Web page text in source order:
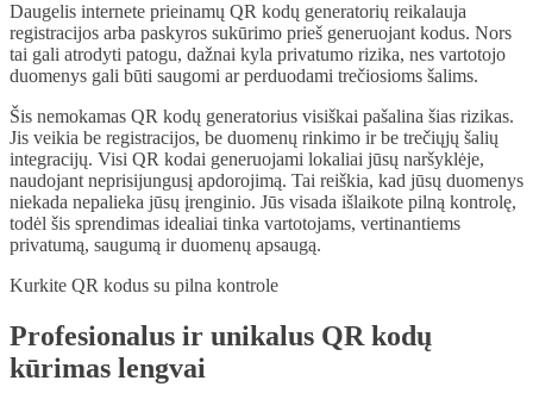
Daugelis internete prieinamų QR kodų generatorių reikalauja
registracijos arba paskyros sukūrimo prieš generuojant kodus. Nors
tai gali atrodyti patogu, dažnai kyla privatumo rizika, nes vartotojo
duomenys gali būti saugomi ar perduodami trečiosioms šalims.
Šis nemokamas QR kodų generatorius visiškai pašalina šias rizikas.
Jis veikia be registracijos, be duomenų rinkimo ir be trečiųjų šalių
integracijų. Visi QR kodai generuojami lokaliai jūsų naršyklėje,
naudojant neprisijungusį apdorojimą. Tai reiškia, kad jūsų duomenys
niekada nepalieka jūsų įrenginio. Jūs visada išlaikote pilną kontrolę,
todėl šis sprendimas idealiai tinka vartotojams, vertinantiems
privatumą, saugumą ir duomenų apsaugą.
Kurkite QR kodus su pilna kontrole
Profesionalus ir unikalus QR kodų
kūrimas lengvai